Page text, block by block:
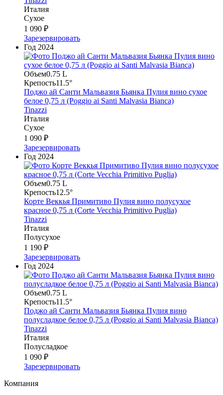
Италия
Сухое
1 090 ₽
Зарезервировать
Год 2024
Объем0.75 L
Крепость11.5°
Поджо ай Санти Мальвазия Бьянка Пулия вино сухое
белое 0,75 л (Poggio ai Santi Malvasia Bianca)
Tinazzi
Италия
Сухое
1 090 ₽
Зарезервировать
Год 2024
Объем0.75 L
Крепость12.5°
Корте Веккья Примитиво Пулия вино полусухое
красное 0,75 л (Corte Vecchia Primitivo Puglia)
Tinazzi
Италия
Полусухое
1 190 ₽
Зарезервировать
Год 2024
Объем0.75 L
Крепость11.5°
Поджо ай Санти Мальвазия Бьянка Пулия вино
полусладкое белое 0,75 л (Poggio ai Santi Malvasia Bianca)
Tinazzi
Италия
Полусладкое
1 090 ₽
Зарезервировать
Компания